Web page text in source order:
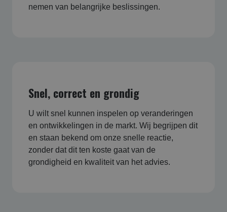
nemen van belangrijke beslissingen.
Snel, correct en grondig
U wilt snel kunnen inspelen op veranderingen
en ontwikkelingen in de markt. Wij begrijpen dit
en staan bekend om onze snelle reactie,
zonder dat dit ten koste gaat van de
grondigheid en kwaliteit van het advies.